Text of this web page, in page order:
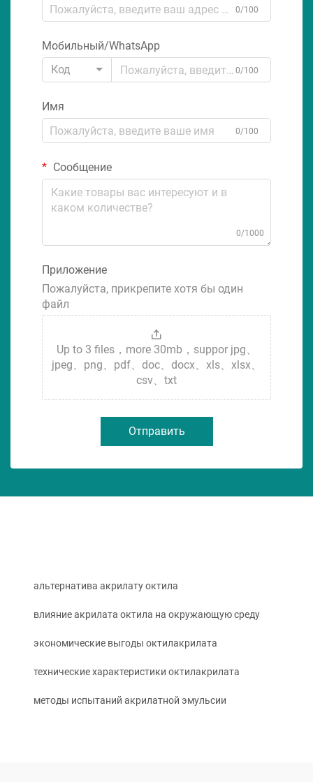
0/100
Мобильный/WhatsApp
Код
0/100
Имя
0/100
Сообщение
0/1000
Приложение
Пожалуйста, прикрепите хотя бы один
файл
Up to 3 files，more 30mb，suppor jpg、
jpeg、png、pdf、doc、docx、xls、xlsx、
csv、txt
Отправить
альтернатива акрилату октила
влияние акрилата октила на окружающую среду
экономические выгоды октилакрилата
технические характеристики октилакрилата
методы испытаний акрилатной эмульсии